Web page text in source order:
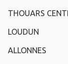
THOUARS
LOUDUN
ALLONNES